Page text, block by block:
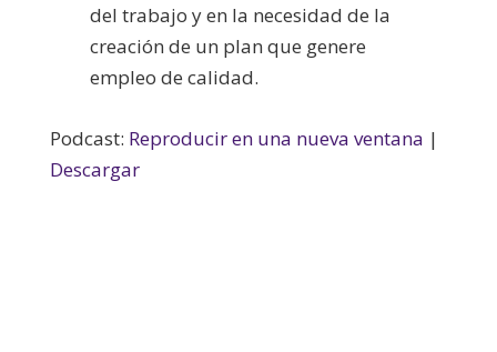
del trabajo y en la necesidad de la
creación de un plan que genere
empleo de calidad.
Podcast: Reproducir en una nueva ventana |
Descargar